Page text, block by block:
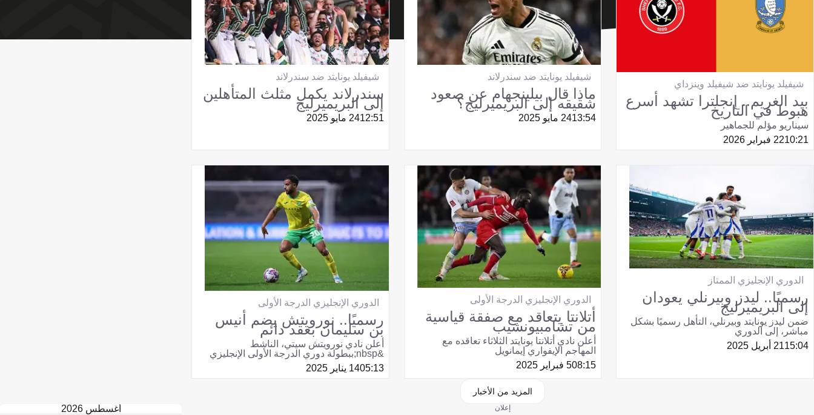
شيفيلد يونايتد ضد شيفيلد وينزداي
بيد الغريم.. إنجلترا تشهد أسرع
هبوط في التاريخ
سيناريو مؤلم للجماهير
10:2122 فبراير 2026
شيفيلد يونايتد ضد سندرلاند
ماذا قال بيلينجهام عن صعود
شقيقه إلى البريميرليج؟
13:5424 مايو 2025
شيفيلد يونايتد ضد سندرلاند
سندرلاند يكمل مثلث المتأهلين
إلى البريميرليج
12:5124 مايو 2025
الدوري الإنجليزي الممتاز
رسميًا.. ليدز وبيرنلي يعودان
إلى البريميرليج
ضمن ليدز يونايتد وبيرنلي، التأهل رسميًا بشكل
مباشر، إلى الدوري
15:0421 أبريل 2025
الدوري الإنجليزي الدرجة الأولى
أتلانتا يتعاقد مع صفقة قياسية
من تشامبيونشيب
أعلن نادي أتلانتا يونايتد الثلاثاء تعاقده مع
المهاجم الإيفواري إيمانويل
08:155 فبراير 2025
الدوري الإنجليزي الدرجة الأولى
رسميًا.. نورويتش يضم أنيس
بن سليمان بعقد دائم
أعلن نادي نورويتش سيتي، الناشط
&nbsp;ببطولة دوري الدرجة الأولى الإنجليزي
05:1314 يناير 2025
المزيد من الأخبار
إعلان أغسطس 2026